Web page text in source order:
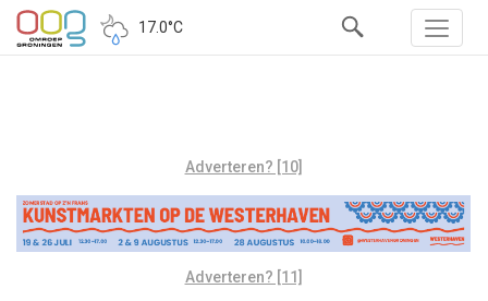
17.0°C
Adverteren? [10]
Adverteren? [11]